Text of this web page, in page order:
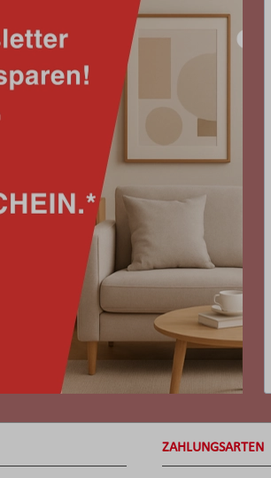
ZAHLUNGSARTEN